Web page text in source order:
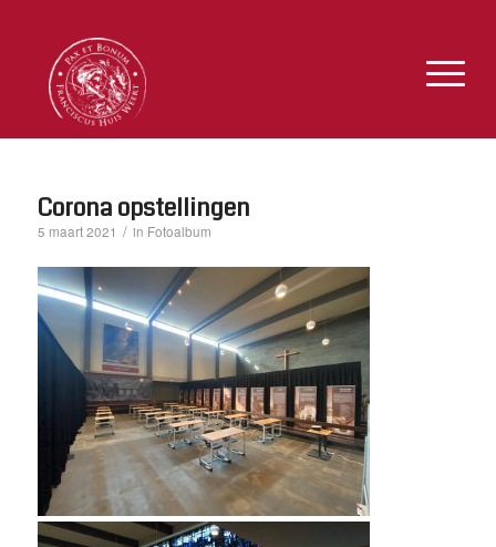
Corona opstellingen
5 maart 2021 / in Fotoalbum